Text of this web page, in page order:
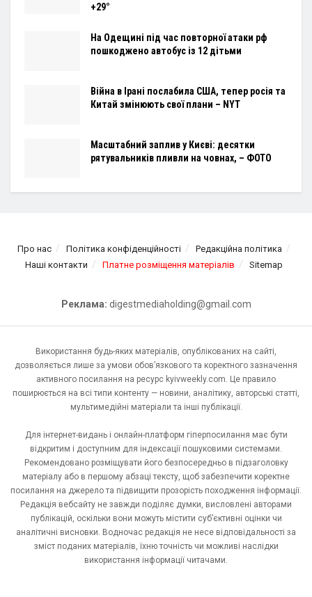
+29°
На Одещині під час повторної атаки рф
пошкоджено автобус із 12 дітьми
Війна в Ірані послабила США, тепер росія та
Китай змінюють свої плани – NYT
Масштабний заплив у Києві: десятки
рятувальників пливли на човнах, – ФОТО
Про нас Політика конфіденційності
Редакційна політика
Наші контакти
Платне розміщення матеріалів Sitemap
Реклама: digestmediaholding@gmail.com
Використання будь-яких матеріалів, опублікованих на сайті,
дозволяється лише за умови обов’язкового та коректного зазначення
активного посилання на ресурс kyivweekly.com. Це правило
поширюється на всі типи контенту — новини, аналітику, авторські статті,
мультимедійні матеріали та інші публікації.
Для інтернет-видань і онлайн-платформ гіперпосилання має бути
відкритим і доступним для індексації пошуковими системами.
Рекомендовано розміщувати його безпосередньо в підзаголовку
матеріалу або в першому абзаці тексту, щоб забезпечити коректне
посилання на джерело та підвищити прозорість походження інформації.
Редакція вебсайту не завжди поділяє думки, висловлені авторами
публікацій, оскільки вони можуть містити суб’єктивні оцінки чи
аналітичні висновки. Водночас редакція не несе відповідальності за
зміст поданих матеріалів, їхню точність чи можливі наслідки
використання інформації читачами.